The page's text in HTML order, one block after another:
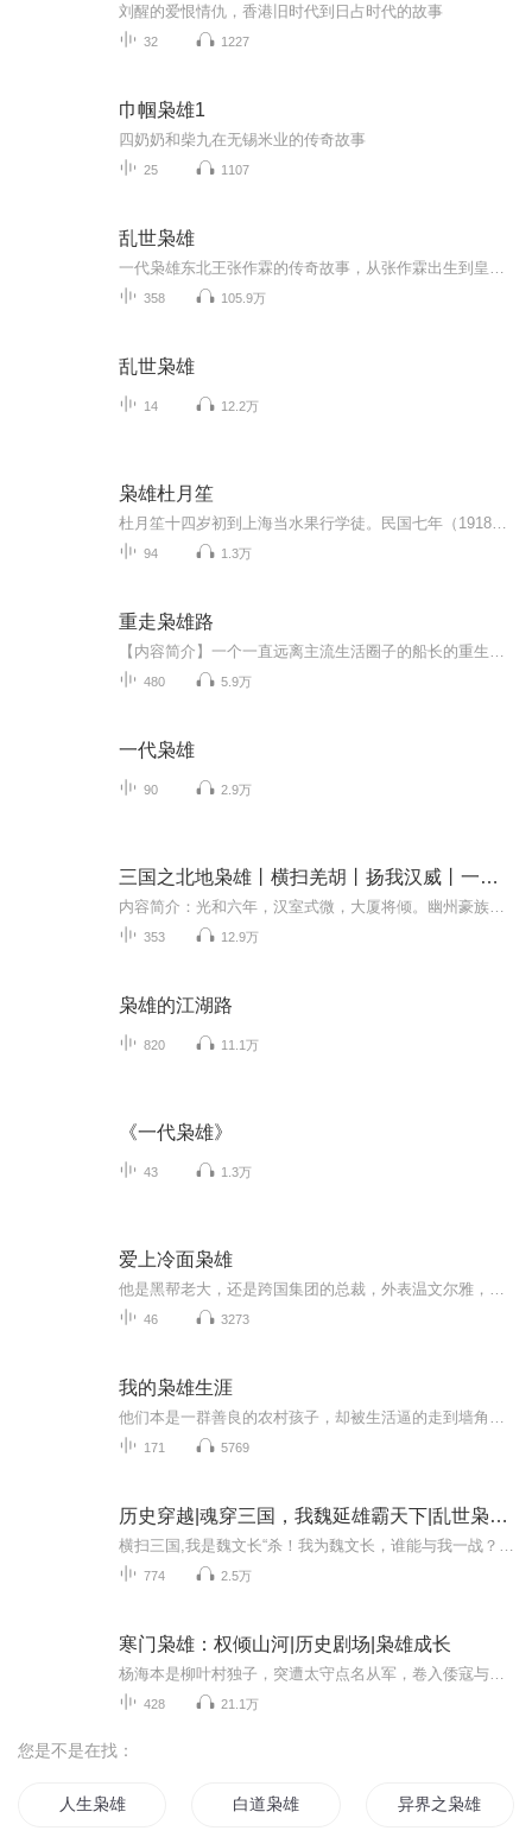
刘醒的爱恨情仇，香港旧时代到日占时代的故事
32 1227
巾帼枭雄1
四奶奶和柴九在无锡米业的传奇故事
25 1107
乱世枭雄
358 105.9万
乱世枭雄
14 12.2万
枭雄杜月笙
94 1.3万
重走枭雄路
480 5.9万
一代枭雄
90 2.9万
三国之北地枭雄丨横扫羌胡丨扬我汉威丨一统天下
353 12.9万
枭雄的江湖路
820 11.1万
《一代枭雄》
43 1.3万
爱上冷面枭雄
46 3273
我的枭雄生涯
171 5769
历史穿越|魂穿三国，我魏延雄霸天下|乱世枭雄|争霸
774 2.5万
寒门枭雄：权倾山河|历史剧场|枭雄成长
428 21.1万
您是不是在找：
人生枭雄 白道枭雄 异界之枭雄传说